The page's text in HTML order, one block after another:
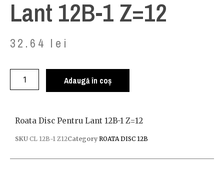
Lant 12B-1 Z=12
32.64 lei
Adaugă în coș
Roata Disc Pentru Lant 12B-1 Z=12
SKU CL 12B-1 Z12Category ROATA DISC 12B